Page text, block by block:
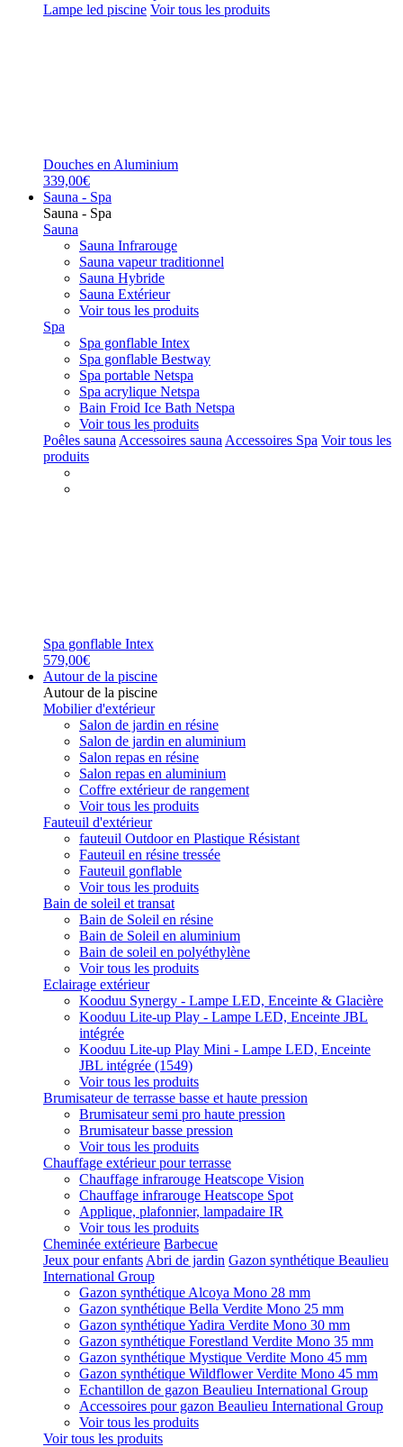
Lampe led piscine Voir tous les produits
Douches en Aluminium
339,00€
Sauna - Spa
Sauna - Spa
Sauna
Sauna Infrarouge
Sauna vapeur traditionnel
Sauna Hybride
Sauna Extérieur
Voir tous les produits
Spa
Spa gonflable Intex
Spa gonflable Bestway
Spa portable Netspa
Spa acrylique Netspa
Bain Froid Ice Bath Netspa
Voir tous les produits
Poêles sauna Accessoires sauna Accessoires Spa Voir tous les
produits
Spa gonflable Intex
579,00€
Autour de la piscine
Autour de la piscine
Mobilier d'extérieur
Salon de jardin en résine
Salon de jardin en aluminium
Salon repas en résine
Salon repas en aluminium
Coffre extérieur de rangement
Voir tous les produits
Fauteuil d'extérieur
fauteuil Outdoor en Plastique Résistant
Fauteuil en résine tressée
Fauteuil gonflable
Voir tous les produits
Bain de soleil et transat
Bain de Soleil en résine
Bain de Soleil en aluminium
Bain de soleil en polyéthylène
Voir tous les produits
Eclairage extérieur
Kooduu Synergy - Lampe LED, Enceinte & Glacière
Kooduu Lite-up Play - Lampe LED, Enceinte JBL
intégrée
Kooduu Lite-up Play Mini - Lampe LED, Enceinte
JBL intégrée (1549)
Voir tous les produits
Brumisateur de terrasse basse et haute pression
Brumisateur semi pro haute pression
Brumisateur basse pression
Voir tous les produits
Chauffage extérieur pour terrasse
Chauffage infrarouge Heatscope Vision
Chauffage infrarouge Heatscope Spot
Applique, plafonnier, lampadaire IR
Voir tous les produits
Cheminée extérieure Barbecue
Jeux pour enfants Abri de jardin Gazon synthétique Beaulieu
International Group
Gazon synthétique Alcoya Mono 28 mm
Gazon synthétique Bella Verdite Mono 25 mm
Gazon synthétique Yadira Verdite Mono 30 mm
Gazon synthétique Forestland Verdite Mono 35 mm
Gazon synthétique Mystique Verdite Mono 45 mm
Gazon synthétique Wildflower Verdite Mono 45 mm
Echantillon de gazon Beaulieu International Group
Accessoires pour gazon Beaulieu International Group
Voir tous les produits
Voir tous les produits